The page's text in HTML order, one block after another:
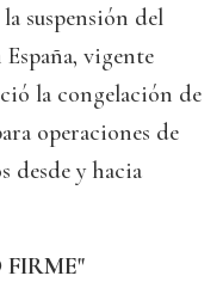
suspensión del
vigente
la congelación de
operaciones de
desde y hacia
FIRME"